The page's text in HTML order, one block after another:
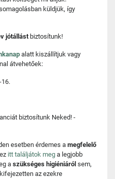
küldjük, így
jótállást biztosítunk!
alatt kiszállítjuk vagy
átvehetőek:
16.
biztosítunk Neked! -
esetben érdemes a megfelelő
itt találjátok meg a legjobb
a szükséges higiéniáról sem,
az ezekre